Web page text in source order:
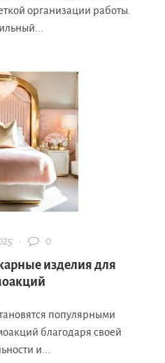
организации работы.
· 0
изделия для
популярными
благодаря своей
и...